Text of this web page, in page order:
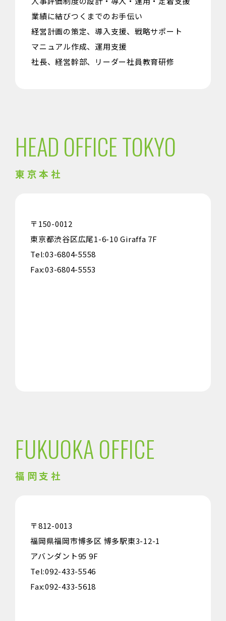
業績に結びつくまでのお手伝い
経営計画の策定、導入支援、戦略サポート
マニュアル作成、運用支援
社長、経営幹部、リーダー社員教育研修
HEAD OFFICE TOKYO
東京本社
〒150-0012
東京都渋谷区広尾1-6-10 Giraffa 7F
Tel:03-6804-5558
Fax:03-6804-5553
FUKUOKA OFFICE
福岡支社
〒812-0013
福岡県福岡市博多区 博多駅東3-12-1
アバンダント95 9F
Tel:092-433-5546
Fax:092-433-5618